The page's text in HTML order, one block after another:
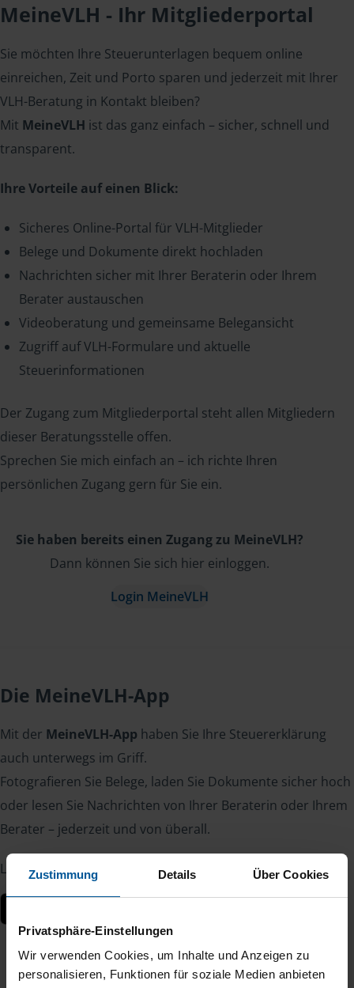
Zustimmung Details Über Cookies
Privatsphäre-Einstellungen
Wir verwenden Cookies, um Inhalte und Anzeigen zu
personalisieren, Funktionen für soziale Medien anbieten
MeineVLH - Ihr Mitgliederportal
Sie möchten Ihre Steuerunterlagen bequem online
einreichen, Zeit und Porto sparen und jederzeit mit Ihrer
VLH-Beratung in Kontakt bleiben?
Mit MeineVLH ist das ganz einfach – sicher, schnell und
transparent.
Ihre Vorteile auf einen Blick:
Sicheres Online-Portal für VLH-Mitglieder
Belege und Dokumente direkt hochladen
Nachrichten sicher mit Ihrer Beraterin oder Ihrem
Berater austauschen
Videoberatung und gemeinsame Belegansicht
Zugriff auf VLH-Formulare und aktuelle
Steuerinformationen
Der Zugang zum Mitgliederportal steht allen Mitgliedern
dieser Beratungsstelle offen.
Sprechen Sie mich einfach an – ich richte Ihren
persönlichen Zugang gern für Sie ein.
Sie haben bereits einen Zugang zu MeineVLH?
Dann können Sie sich hier einloggen.
Login MeineVLH
Die MeineVLH-App
Mit der MeineVLH-App haben Sie Ihre Steuererklärung
auch unterwegs im Griff.
Fotografieren Sie Belege, laden Sie Dokumente sicher hoch
oder lesen Sie Nachrichten von Ihrer Beraterin oder Ihrem
Berater – jederzeit und von überall.
Laden Sie die App kostenlos herunter: